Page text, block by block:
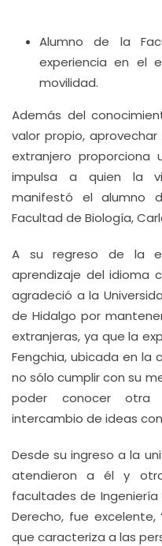
Alumno de la
experiencia en el
movilidad.
Además del
valor propio,
extranjero proporciona
impulsa a quien la
manifestó el alumno
Facultad de Biología,
A su regreso de la
aprendizaje del idioma
agradeció a la
de Hidalgo por
extranjeras, ya que la
Fengchia, ubicada en la
no sólo cumplir con su
poder conocer otra
intercambio de ideas
Desde su ingreso a la
atendieron a él y
facultades de
Derecho, fue
que caracteriza a las